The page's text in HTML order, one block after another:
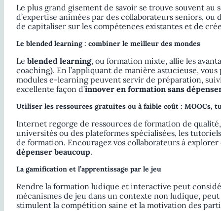
Le plus grand gisement de savoir se trouve souvent
d’expertise animées par des collaborateurs seniors,
de capitaliser sur les compétences existantes et de
Le blended learning : combiner le meilleur des mondes
Le blended learning, ou formation mixte, allie les
coaching). En l’appliquant de manière astucieuse,
modules e-learning peuvent servir de préparation,
excellente façon d’innover en formation sans
Utiliser les ressources gratuites ou à faible coût : MOOCs,
Internet regorge de ressources de formation de
universités ou des plateformes spécialisées, les
de formation. Encouragez vos collaborateurs à
dépenser beaucoup.
La gamification et l’apprentissage par le jeu
Rendre la formation ludique et interactive peut
mécanismes de jeu dans un contexte non ludique,
stimulent la compétition saine et la motivation des